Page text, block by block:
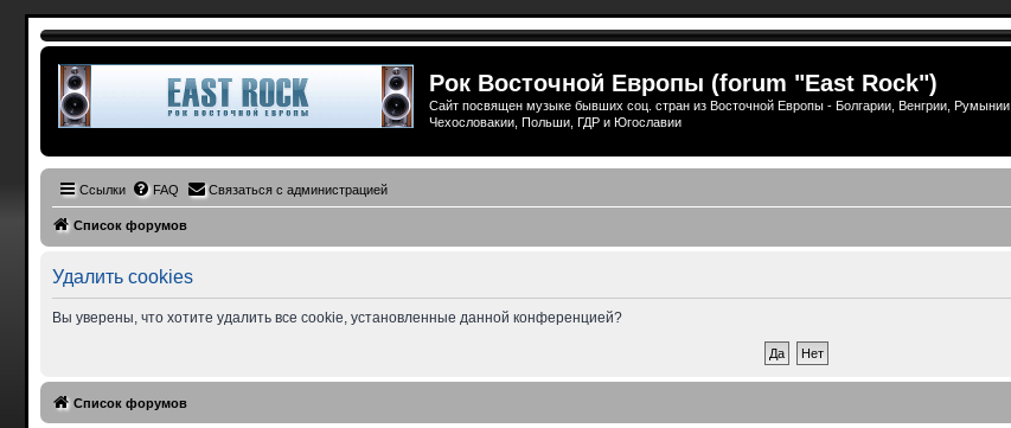
Рок Восточной Европы (forum "East Rock")
Сайт посвящен музыке бывших соц. стран из Восточной Европы - Болгарии, Венгрии, Румынии,
Чехословакии, Польши, ГДР и Югославии
Ссылки FAQ Связаться с администрацией
Список форумов
Удалить cookies
Вы уверены, что хотите удалить все cookie, установленные данной конференцией?
Список форумов